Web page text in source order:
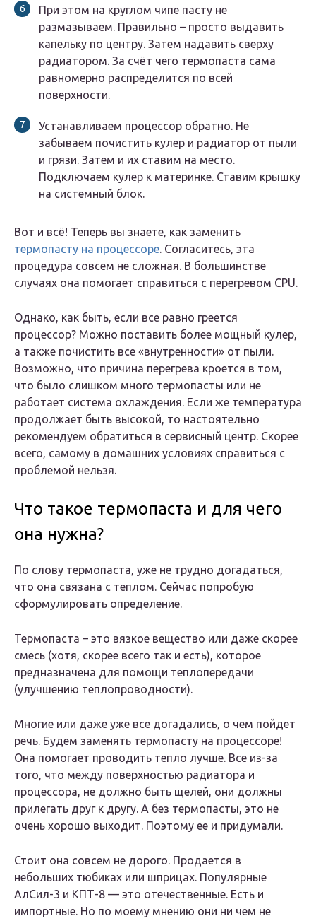
При этом на круглом чипе пасту не
размазываем. Правильно – просто выдавить
капельку по центру. Затем надавить сверху
радиатором. За счёт чего термопаста сама
равномерно распределится по всей
поверхности.
Устанавливаем процессор обратно. Не
забываем почистить кулер и радиатор от пыли
и грязи. Затем и их ставим на место.
Подключаем кулер к материнке. Ставим крышку
на системный блок.
Вот и всё! Теперь вы знаете, как заменить
термопасту на процессоре. Согласитесь, эта
процедура совсем не сложная. В большинстве
случаях она помогает справиться с перегревом CPU.
Однако, как быть, если все равно греется
процессор? Можно поставить более мощный кулер,
а также почистить все «внутренности» от пыли.
Возможно, что причина перегрева кроется в том,
что было слишком много термопасты или не
работает система охлаждения. Если же температура
продолжает быть высокой, то настоятельно
рекомендуем обратиться в сервисный центр. Скорее
всего, самому в домашних условиях справиться с
проблемой нельзя.
Что такое термопаста и для чего
она нужна?
По слову термопаста, уже не трудно догадаться,
что она связана с теплом. Сейчас попробую
сформулировать определение.
Термопаста – это вязкое вещество или даже скорее
смесь (хотя, скорее всего так и есть), которое
предназначена для помощи теплопередачи
(улучшению теплопроводности).
Многие или даже уже все догадались, о чем пойдет
речь. Будем заменять термопасту на процессоре!
Она помогает проводить тепло лучше. Все из-за
того, что между поверхностью радиатора и
процессора, не должно быть щелей, они должны
прилегать друг к другу. А без термопасты, это не
очень хорошо выходит. Поэтому ее и придумали.
Стоит она совсем не дорого. Продается в
небольших тюбиках или шприцах. Популярные
АлСил-3 и КПТ-8 — это отечественные. Есть и
импортные. Но по моему мнению они ни чем не